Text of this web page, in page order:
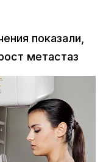
показали,
метастаз